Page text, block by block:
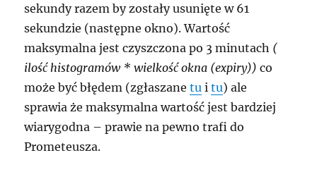
sekundy razem by zostały usunięte w 61
sekundzie (następne okno). Wartość
maksymalna jest czyszczona po 3 minutach (
ilość histogramów * wielkość okna (expiry)) co
może być błędem (zgłaszanetu itu) ale
sprawia że maksymalna wartość jest bardziej
wiarygodna – prawie na pewno trafi do
Prometeusza.